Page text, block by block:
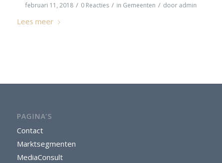
februari 11, 2018 / 0 Reacties / in Gemeenten / door admin
Lees meer
PAGINA’S
Contact
Marktsegmenten
MediaConsult